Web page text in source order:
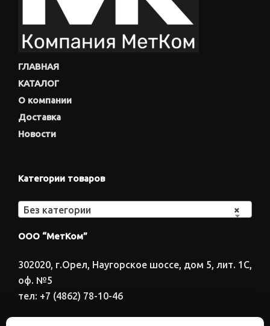
ГЛАВНАЯ
КАТАЛОГ
О компании
Доставка
Новости
Категории товаров
×
Без категории
ООО “МетКом”
302020, г.Орел, Наугорское шоссе, дом 5, лит. 1С,
оф. №5
тел: +7 (4862) 78-10-46